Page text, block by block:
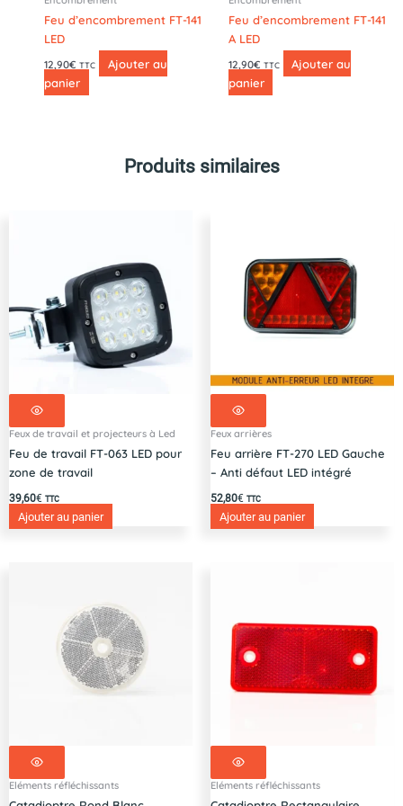
Feu d’encombrement FT-141
LED
12,90€ TTC
Ajouter au
panier
Feu d’encombrement FT-141
A LED
12,90€ TTC
Ajouter au
panier
Produits similaires
Feux de travail et projecteurs à Led
Feu de travail FT-063 LED pour
zone de travail
39,60€ TTC
Ajouter au panier
Feux arrières
Feu arrière FT-270 LED Gauche
– Anti défaut LED intégré
52,80€ TTC
Ajouter au panier
Eléments réfléchissants Eléments réfléchissants